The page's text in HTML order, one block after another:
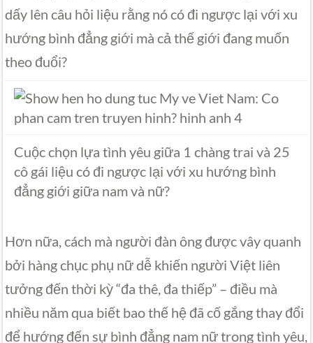
dấy lên câu hỏi liệu rằng nó có đi ngược lại với xu
hướng bình đẳng giới mà cả thế giới đang muốn
theo đuổi?
Cuộc chọn lựa tình yêu giữa 1 chàng trai và 25
cô gái liệu có đi ngược lại với xu hướng bình
đẳng giới giữa nam và nữ?
Hơn nữa, cách mà người đàn ông được vây quanh
bởi hàng chục phụ nữ dễ khiến người Việt liên
tưởng đến thời kỳ “đa thê, đa thiếp” – điều mà
nhiều năm qua biết bao thế hệ đã cố gắng thay đổi
để hướng đến sự bình đẳng nam nữ trong tình yêu,